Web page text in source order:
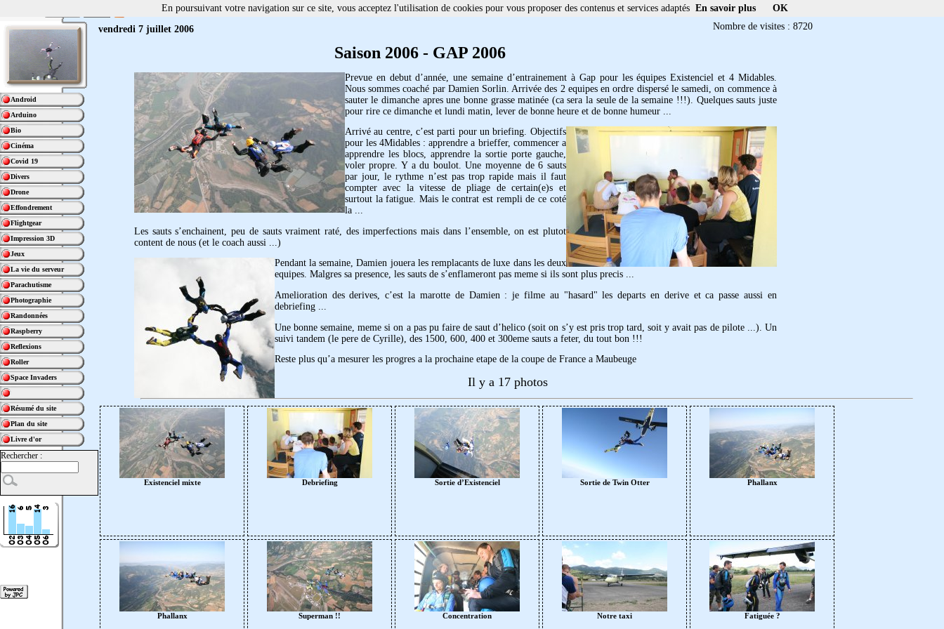
Android
Arduino
Bio
Cinéma
Covid 19
Divers
Drone
Effondrement
Flightgear
Impression 3D
Jeux
La vie du serveur
Parachutisme
Photographie
Randonnées
Raspberry
Reflexions
Roller
Space Invaders
Résumé du site
Plan du site
Livre d'or
Rechercher :
vendredi 7 juillet 2006 Nombre de visites : 8720
Saison 2006 - GAP 2006
Prevue en debut d’année, une semaine d’entrainement à Gap pour les équipes Existenciel et 4 Midables.
Nous sommes coaché par Damien Sorlin. Arrivée des 2 equipes en ordre dispersé le samedi, on commence à
sauter le dimanche apres une bonne grasse matinée (ca sera la seule de la semaine !!!). Quelques sauts juste
pour rire ce dimanche et lundi matin, lever de bonne heure et de bonne humeur ...
Arrivé au centre, c’est parti pour un briefing. Objectifs
pour les 4Midables : apprendre a brieffer, commencer a
apprendre les blocs, apprendre la sortie porte gauche,
voler propre. Y a du boulot. Une moyenne de 6 sauts
par jour, le rythme n’est pas trop rapide mais il faut
compter avec la vitesse de pliage de certain(e)s et
surtout la fatigue. Mais le contrat est rempli de ce coté
la ...
Les sauts s’enchainent, peu de sauts vraiment raté, des imperfections mais dans l’ensemble, on est plutot
content de nous (et le coach aussi ...)
Pendant la semaine, Damien jouera les remplacants de luxe dans les deux
equipes. Malgres sa presence, les sauts de s’enflameront pas meme si ils sont plus precis ...
Amelioration des derives, c’est la marotte de Damien : je filme au "hasard" les departs en derive et ca passe aussi en
debriefing ...
Une bonne semaine, meme si on a pas pu faire de saut d’helico (soit on s’y est pris trop tard, soit y avait pas de pilote ...). Un
suivi tandem (le pere de Cyrille), des 1500, 600, 400 et 300eme sauts a feter, du tout bon !!!
Reste plus qu’a mesurer les progres a la prochaine etape de la coupe de France a Maubeuge
Il y a 17 photos
Existenciel mixte Debriefing Sortie d’Existenciel Sortie de Twin Otter Phallanx
Phallanx Superman !! Concentration Notre taxi Fatiguée ?
En poursuivant votre navigation sur ce site, vous acceptez l'utilisation de cookies pour vous proposer des contenus et services adaptés En savoir plus OK